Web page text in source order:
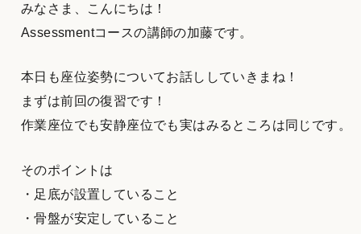
みなさま、こんにちは！
Assessmentコースの講師の加藤です。
本日も座位姿勢についてお話ししていきまね！
まずは前回の復習です！
作業座位でも安静座位でも実はみるところは同じです。
そのポイントは
・足底が設置していること
・骨盤が安定していること